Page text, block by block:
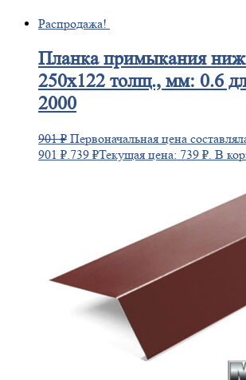
Распродажа!
Планкапримыкания
250х122 толщ., мм: 0.6
2000
901₽ Первоначальная цена
901 ₽.739 ₽Текущая цена: 739 ₽. В